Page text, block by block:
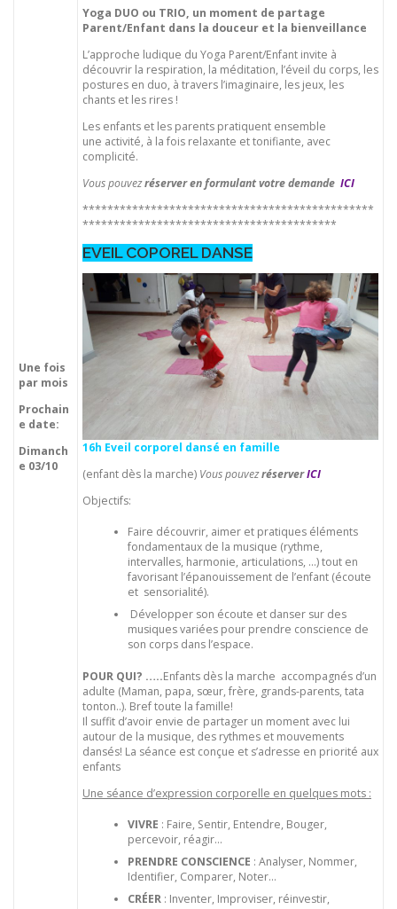
Une fois
par mois
Prochain
e date:
Dimanch
e 03/10
Yoga DUO ou TRIO, un moment de partage
Parent/Enfant dans la douceur et la bienveillance
L’approche ludique du Yoga Parent/Enfant invite à
découvrir la respiration, la méditation, l’éveil du corps, les
postures en duo, à travers l’imaginaire, les jeux, les
chants et les rires !
Les enfants et les parents pratiquent ensemble
une activité, à la fois relaxante et tonifiante, avec
complicité.
Vous pouvezréserver en formulant votre demande ICI
***********************************************
*****************************************
EVEIL COPOREL DANSE
16h Eveil corporel dansé en famille
(enfant dès la marche) Vous pouvezréserverICI
Objectifs:
Faire découvrir, aimer et pratiques éléments
fondamentaux de la musique (rythme,
intervalles, harmonie, articulations, …) tout en
favorisant l’épanouissement de l’enfant (écoute
et sensorialité).
Développer son écoute et danser sur des
musiques variées pour prendre conscience de
son corps dans l’espace.
POUR QUI? …..Enfants dès la marche accompagnés d’un
adulte (Maman, papa, sœur, frère, grands-parents, tata
tonton..). Bref toute la famille!
Il suffit d’avoir envie de partager un moment avec lui
autour de la musique, des rythmes et mouvements
dansés! La séance est conçue et s’adresse en priorité aux
enfants
Une séance d’expression corporelle en quelques mots :
VIVRE : Faire, Sentir, Entendre, Bouger,
percevoir, réagir…
PRENDRE CONSCIENCE : Analyser, Nommer,
Identifier, Comparer, Noter…
CRÉER: Inventer, Improviser, réinvestir,